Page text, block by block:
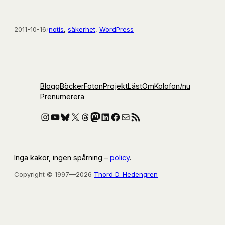
2011-10-16/notis, säkerhet, WordPress
BloggBöckerFotonProjektLästOmKolofon/nu
Prenumerera
Instagram
YouTube
Bluesky
X Threads
Mastodon
LinkedIn
Facebook
E-postRSS-flöde
Inga kakor, ingen spårning – policy.
Copyright © 1997—2026 Thord D. Hedengren